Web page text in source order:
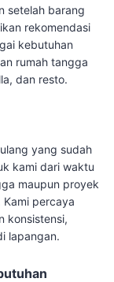
setelah barang
rekomendasi
kebutuhan
rumah tangga
dan resto.
yang sudah
kami dari waktu
maupun proyek
percaya
konsistensi,
lapangan.